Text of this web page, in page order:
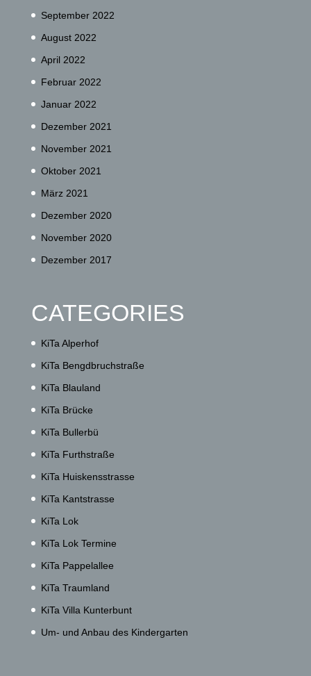
September 2022
August 2022
April 2022
Februar 2022
Januar 2022
Dezember 2021
November 2021
Oktober 2021
März 2021
Dezember 2020
November 2020
Dezember 2017
CATEGORIES
KiTa Alperhof
KiTa Bengdbruchstraße
KiTa Blauland
KiTa Brücke
KiTa Bullerbü
KiTa Furthstraße
KiTa Huiskensstrasse
KiTa Kantstrasse
KiTa Lok
KiTa Lok Termine
KiTa Pappelallee
KiTa Traumland
KiTa Villa Kunterbunt
Um- und Anbau des Kindergarten